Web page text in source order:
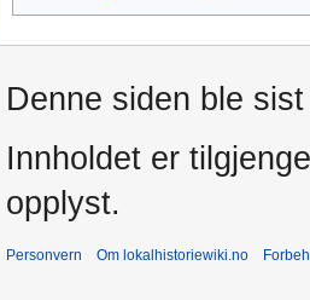
Denne siden ble
Innholdet er
opplyst.
Personvern Om lokalhistoriewiki.no